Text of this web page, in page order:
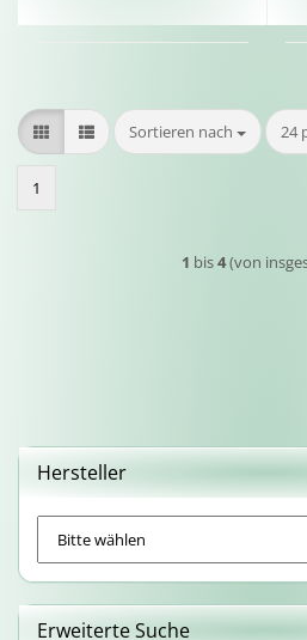
Sortieren nach
Sortieren nach 24
1
1 bis4(von
Hersteller
Erweiterte Suche